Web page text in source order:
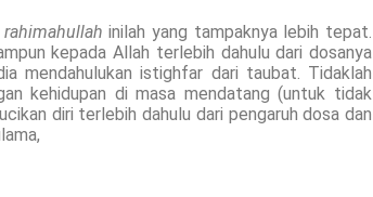
rahimahullahinilah yang tampaknya lebih tepat.
kepada Allah terlebih dahulu dari dosanya
mendahulukan istighfar dari taubat. Tidaklah
kehidupan di masa mendatang (untuk tidak
diri terlebih dahulu dari pengaruh dosa dan